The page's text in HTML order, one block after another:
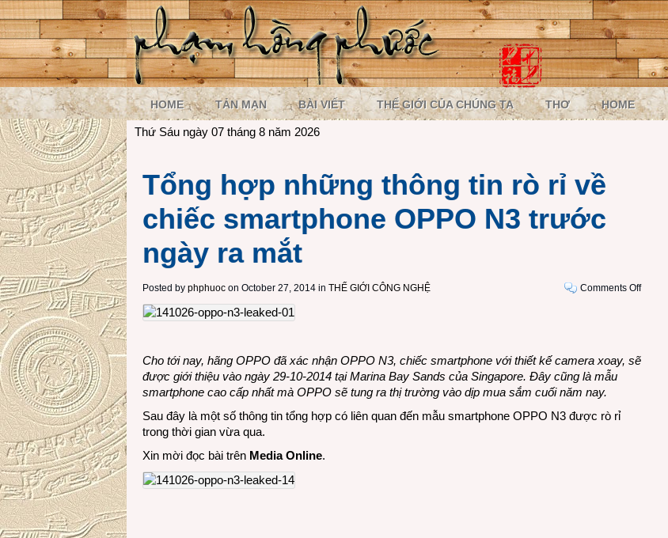
HOME TẢN MẠN BÀI VIẾT THẾ GIỚI CỦA CHÚNG TA THƠ HOME
Thứ Sáu ngày 07 tháng 8 năm 2026
Tổng hợp những thông tin rò rỉ về
chiếc smartphone OPPO N3 trước
ngày ra mắt
Posted by phphuoc on October 27, 2014 in THẾ GIỚI CÔNG NGHỆ Comments Offon
Cho tới nay, hãng OPPO đã xác nhận OPPO N3, chiếc smartphone với thiết kế camera xoay, sẽ
được giới thiệu vào ngày 29-10-2014 tại Marina Bay Sands của Singapore. Đây cũng là mẫu
smartphone cao cấp nhất mà OPPO sẽ tung ra thị trường vào dịp mua sắm cuối năm nay.
Sau đây là một số thông tin tổng hợp có liên quan đến mẫu smartphone OPPO N3 được rò rỉ
trong thời gian vừa qua.
Xin mời đọc bài trên Media Online.